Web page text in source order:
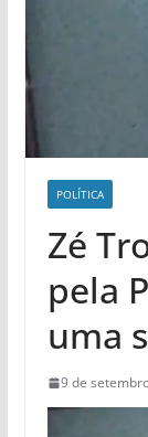
POLÍ­TICA
Zé
pela
uma
9 de